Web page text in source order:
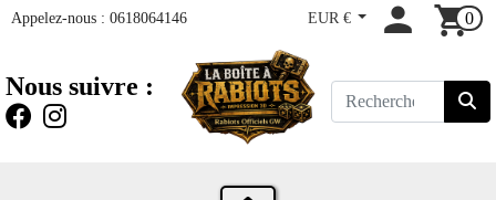
Appelez-nous : 0618064146 EUR € 0
Nous suivre :